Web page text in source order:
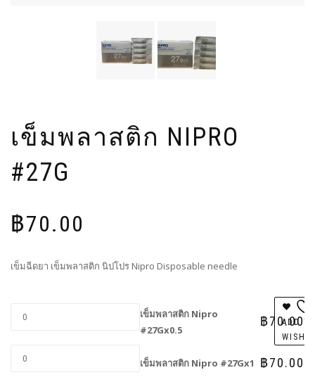
เข็มพลาสติก NIPRO
#27G
฿70.00
เข็มฉีดยา เข็มพลาสติก นิปโปร Nipro Disposable needle
เข็มพลาสติก Nipro
#27Gx0.5
฿70.00
เข็มพลาสติก Nipro #27Gx1 ฿70.00
ADD